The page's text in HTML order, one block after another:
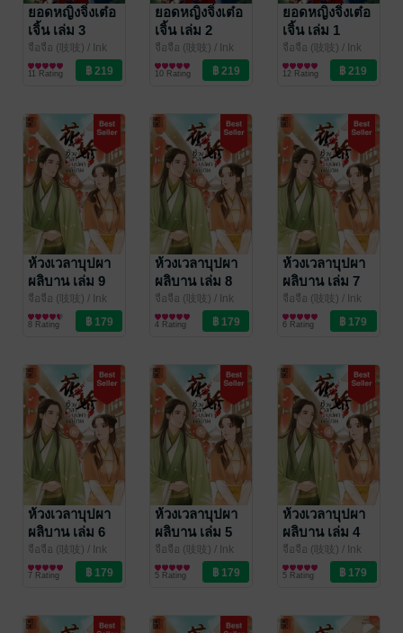
ยอดหญิงจิ่งเต๋อ
เจิ้น เล่ม 3
จือจือ (吱吱) / Ink
Stone
นิยายรักจีนโบราณ
11 Rating
ยอดหญิงจิ่งเต๋อ
เจิ้น เล่ม 2
จือจือ (吱吱) / Ink
Stone
นิยายรักจีนโบราณ
10 Rating
ยอดหญิงจิ่งเต๋อ
เจิ้น เล่ม 1
จือจือ (吱吱) / Ink
Stone
นิยายรักจีนโบราณ
12 Rating
ห้วงเวลาบุปผา
ผลิบาน เล่ม 9
(จบ + ตอน
พิเศษ)
จือจือ (吱吱) / Ink
Stone
นิยายรักจีนโบราณ
8 Rating
ห้วงเวลาบุปผา
ผลิบาน เล่ม 8
จือจือ (吱吱) / Ink
Stone
นิยายรักจีนโบราณ
4 Rating
ห้วงเวลาบุปผา
ผลิบาน เล่ม 7
จือจือ (吱吱) / Ink
Stone
นิยายรักจีนโบราณ
6 Rating
ห้วงเวลาบุปผา
ผลิบาน เล่ม 6
จือจือ (吱吱) / Ink
Stone
นิยายรักจีนโบราณ
7 Rating
ห้วงเวลาบุปผา
ผลิบาน เล่ม 5
จือจือ (吱吱) / Ink
Stone
นิยายรักจีนโบราณ
5 Rating
ห้วงเวลาบุปผา
ผลิบาน เล่ม 4
จือจือ (吱吱) / Ink
Stone
นิยายรักจีนโบราณ
5 Rating